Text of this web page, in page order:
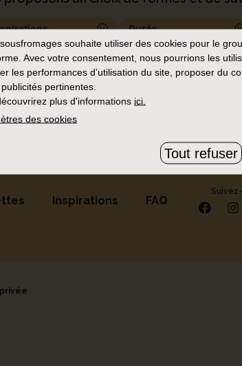
Durée
x
résultats avec ces critères, essayez
Inspirations FAQ
souhaite utiliser des cookies pour le
Avec votre consentement, nous pourrions les
les performances d’utilisation du site, proposer du
pertinentes.
plus d'informations ici.
des cookies
Tout refuser